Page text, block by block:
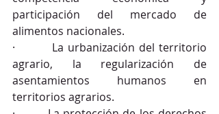
participación del mercado de
alimentos nacionales.
·         La urbanización del territorio
agrario, la regularización de
asentamientos humanos en
territorios agrarios.